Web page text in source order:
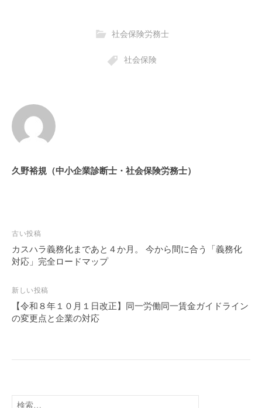
社会保険労務士
社会保険
久野裕規（中小企業診断士・社会保険労務士）
投
稿
ナ
ゲ
ー
シ
ン
古い投稿
カスハラ義務化まであと４か月。 今から間に合う「義務化
対応」完全ロードマップ
新しい投稿
【令和８年１０月１日改正】同一労働同一賃金ガイドライン
の変更点と企業の対応
検